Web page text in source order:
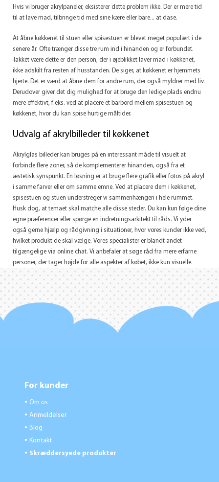
Hvis vi bruger akrylpaneler, eksisterer dette problem ikke. Der er mere tid
til at lave mad, tilbringe tid med sine kære eller bare... at dase.
At åbne køkkenet til stuen eller spisestuen er blevet meget populært i de
senere år. Ofte trænger disse tre rum ind i hinanden og er forbundet.
Takket være dette er den person, der i øjeblikket laver mad i køkkenet,
ikke adskilt fra resten af ​​husstanden. De siger, at køkkenet er hjemmets
hjerte. Det er værd at åbne dem for andre rum, der også myldrer med liv.
Derudover giver det dig mulighed for at bruge den ledige plads endnu
mere effektivt, f.eks. ved at placere et barbord mellem spisestuen og
køkkenet, hvor du kan spise hurtige måltider.
Udvalg af akrylbilleder til køkkenet
Akrylglas billeder kan bruges på en interessant måde til visuelt at
forbinde flere zoner, så de komplementerer hinanden, også fra et
æstetisk synspunkt. En løsning er at bruge flere grafik eller fotos på akryl
i samme farver eller om samme emne. Ved at placere dem i køkkenet,
spisestuen og stuen understreger vi sammenhængen i hele rummet.
Husk dog, at temaet skal matche alle disse steder. Du kan kun følge dine
egne præferencer eller spørge en indretningsarkitekt til råds. Vi yder
også gerne hjælp og rådgivning i situationer, hvor vores kunder ikke ved,
hvilket produkt de skal vælge. Vores specialister er blandt andet
tilgængelige via online chat. Vi anbefaler at søge råd fra mere erfarne
personer, der tager højde for alle aspekter af købet, ikke kun visuelle.
For kunder
● Om os
● Anmeldelser
● Blog
● Kontakt
● Skræddersyede produkter